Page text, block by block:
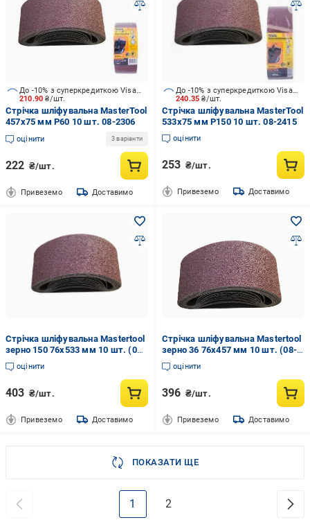
210.90₴/шт.
До -10% з суперкредиткою Visa Вигода
Стрічка шліфувальна MasterTool
457x75 мм P60 10 шт. 08-2306
оцінити 3 варіанти
222 ₴/шт.
Привеземо Доставимо
240.35₴/шт.
До -10% з суперкредиткою Visa Вигода
Стрічка шліфувальна MasterTool
533x75 мм P150 10 шт. 08-2415
оцінити
253 ₴/шт.
Привеземо Доставимо
Стрічка шліфувальна Mastertool
зерно 150 76х533 мм 10 шт. (08-
2415)
оцінити
403 ₴/шт.
Привеземо Доставимо
Стрічка шліфувальна Mastertool
зерно 36 76х457 мм 10 шт. (08-
2303)
оцінити
396 ₴/шт.
Привеземо Доставимо
ПОКАЗАТИ ЩЕ
1 2